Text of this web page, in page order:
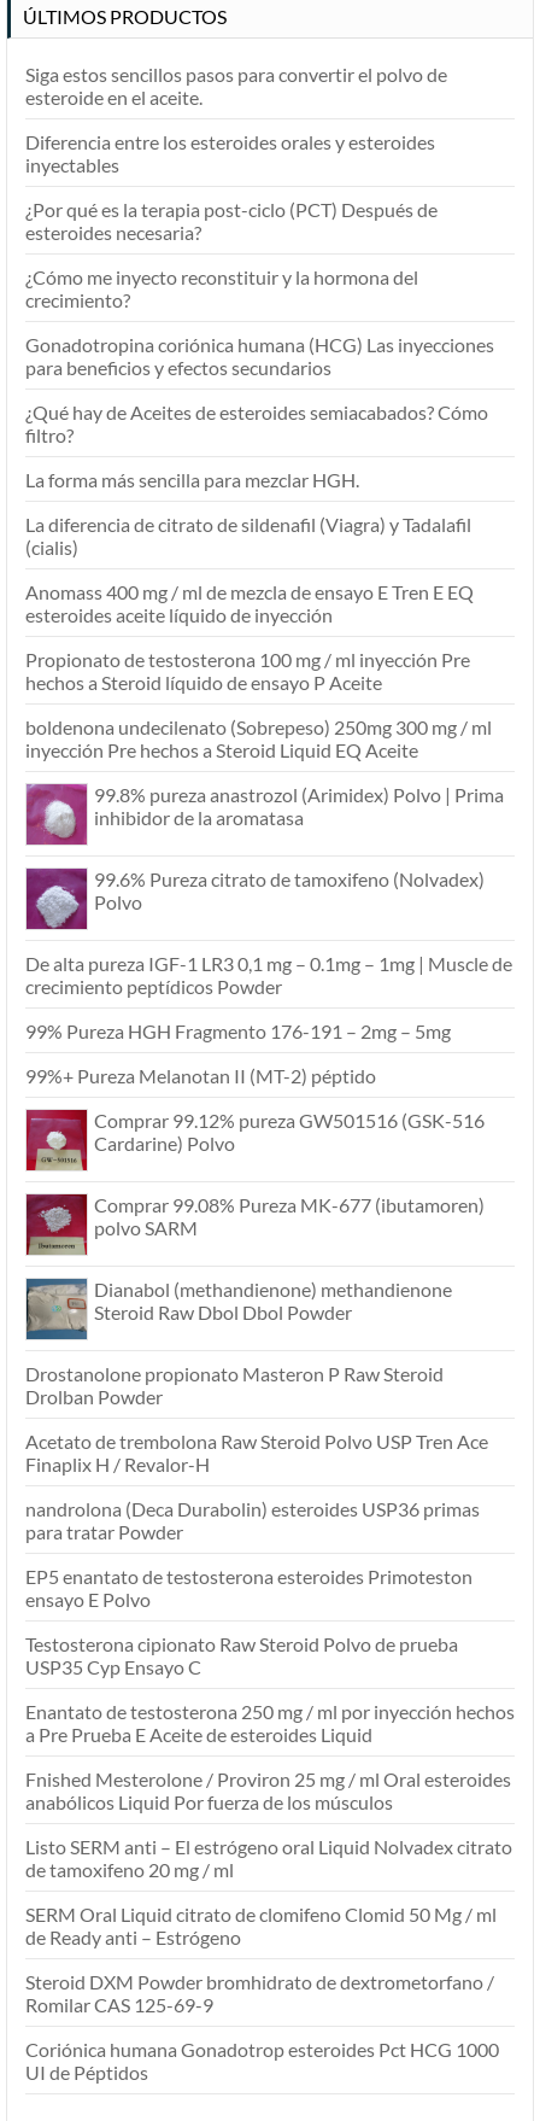
ÚLTIMOS PRODUCTOS
Siga estos sencillos pasos para convertir el polvo de
esteroide en el aceite.
Diferencia entre los esteroides orales y esteroides
inyectables
¿Por qué es la terapia post-ciclo (PCT) Después de
esteroides necesaria?
¿Cómo me inyecto reconstituir y la hormona del
crecimiento?
Gonadotropina coriónica humana (HCG) Las inyecciones
para beneficios y efectos secundarios
¿Qué hay de Aceites de esteroides semiacabados? Cómo
filtro?
La forma más sencilla para mezclar HGH.
La diferencia de citrato de sildenafil (Viagra) y Tadalafil
(cialis)
Anomass 400 mg / ml de mezcla de ensayo E Tren E EQ
esteroides aceite líquido de inyección
Propionato de testosterona 100 mg / ml inyección Pre
hechos a Steroid líquido de ensayo P Aceite
boldenona undecilenato (Sobrepeso) 250mg 300 mg / ml
inyección Pre hechos a Steroid Liquid EQ Aceite
99.8% pureza anastrozol (Arimidex) Polvo | Prima
inhibidor de la aromatasa
99.6% Pureza citrato de tamoxifeno (Nolvadex)
Polvo
De alta pureza IGF-1 LR3 0,1 mg – 0.1mg – 1mg | Muscle de
crecimiento peptídicos Powder
99% Pureza HGH Fragmento 176-191 – 2mg – 5mg
99%+ Pureza Melanotan II (MT-2) péptido
Comprar 99.12% pureza GW501516 (GSK-516
Cardarine) Polvo
Comprar 99.08% Pureza MK-677 (ibutamoren)
polvo SARM
Dianabol (methandienone) methandienone
Steroid Raw Dbol Dbol Powder
Drostanolone propionato Masteron P Raw Steroid
Drolban Powder
Acetato de trembolona Raw Steroid Polvo USP Tren Ace
Finaplix H / Revalor-H
nandrolona (Deca Durabolin) esteroides USP36 primas
para tratar Powder
EP5 enantato de testosterona esteroides Primoteston
ensayo E Polvo
Testosterona cipionato Raw Steroid Polvo de prueba
USP35 Cyp Ensayo C
Enantato de testosterona 250 mg / ml por inyección hechos
a Pre Prueba E Aceite de esteroides Liquid
Fnished Mesterolone / Proviron 25 mg / ml Oral esteroides
anabólicos Liquid Por fuerza de los músculos
Listo SERM anti – El estrógeno oral Liquid Nolvadex citrato
de tamoxifeno 20 mg / ml
SERM Oral Liquid citrato de clomifeno Clomid 50 Mg / ml
de Ready anti – Estrógeno
Steroid DXM Powder bromhidrato de dextrometorfano /
Romilar CAS 125-69-9
Coriónica humana Gonadotrop esteroides Pct HCG 1000
UI de Péptidos